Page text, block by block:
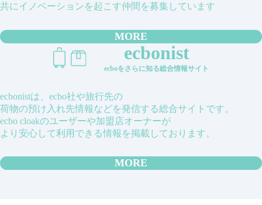
共にイノベーションを起こす仲間を募集しています
MORE
ecbonist
ecboをさらに知る総合情報サイト
ecbonistは、ecbo社や旅行先の
荷物の預け入れ先情報などを発信する総合サイトです。
ecbo cloakのユーザーや加盟店オーナーが
より安心して利用できる情報を掲載しております。
MORE